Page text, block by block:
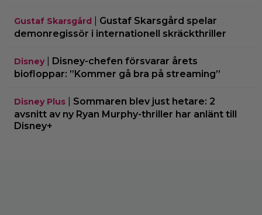
Gustaf Skarsgård
Gustaf Skarsgård spelar
demonregissör i internationell skräckthriller
Disney|
Disney-chefen försvarar årets
biofloppar: ”Kommer gå bra på streaming”
Disney Plus
Sommaren blev just hetare: 2
avsnitt av ny Ryan Murphy-thriller har anlänt till
Disney+